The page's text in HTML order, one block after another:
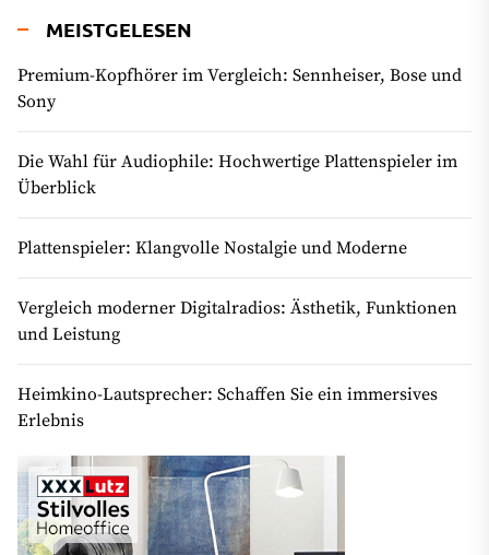
MEISTGELESEN
Premium-Kopfhörer im Vergleich: Sennheiser, Bose und
Sony
Die Wahl für Audiophile: Hochwertige Plattenspieler im
Überblick
Plattenspieler: Klangvolle Nostalgie und Moderne
Vergleich moderner Digitalradios: Ästhetik, Funktionen
und Leistung
Heimkino-Lautsprecher: Schaffen Sie ein immersives
Erlebnis